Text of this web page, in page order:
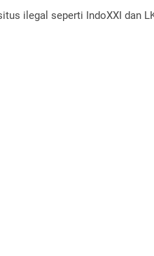
ilegal seperti IndoXXI dan